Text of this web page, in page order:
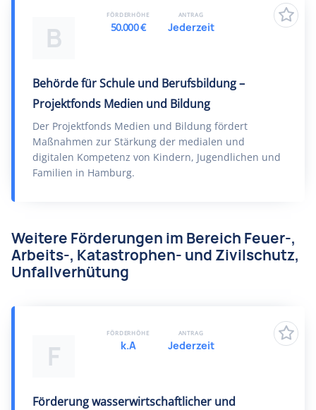
B
Behörde für Schule und Berufsbildung –
Projektfonds Medien und Bildung
Der Projektfonds Medien und Bildung fördert
Maßnahmen zur Stärkung der medialen und
digitalen Kompetenz von Kindern, Jugendlichen und
Familien in Hamburg.
FÖRDERHÖHE
50.000 €
ANTRAG
Jederzeit
Weitere Förderungen im Bereich Feuer-,
Arbeits-, Katastrophen- und Zivilschutz,
Unfallverhütung
F
Förderung wasserwirtschaftlicher und
FÖRDERHÖHE
k.A
ANTRAG
Jederzeit